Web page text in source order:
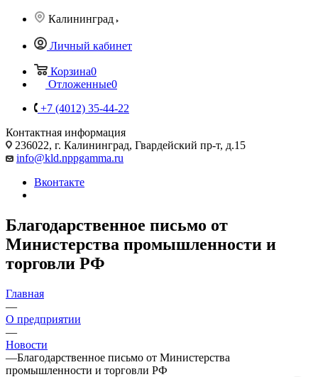
Калининград
Личный кабинет
Корзина0
Отложенные0
+7 (4012) 35-44-22
Контактная информация
236022, г. Калининград, Гвардейский пр-т, д.15
info@kld.nppgamma.ru
Вконтакте
Благодарственное письмо от
Министерства промышленности и
торговли РФ
Главная
—
О предприятии
—
Новости
—Благодарственное письмо от Министерства
промышленности и торговли РФ